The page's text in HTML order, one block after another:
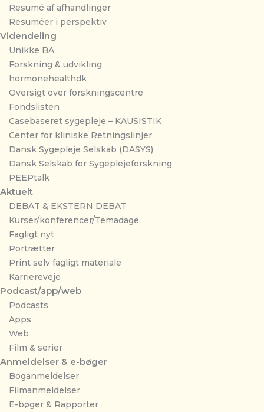
Resumé af afhandlinger
Resuméer i perspektiv
Videndeling
Unikke BA
Forskning & udvikling
hormonehealthdk
Oversigt over forskningscentre
Fondslisten
Casebaseret sygepleje – KAUSISTIK
Center for kliniske Retningslinjer
Dansk Sygepleje Selskab (DASYS)
Dansk Selskab for Sygeplejeforskning
PEEPtalk
Aktuelt
DEBAT & EKSTERN DEBAT
Kurser/konferencer/Temadage
Fagligt nyt
Portrætter
Print selv fagligt materiale
Karriereveje
Podcast/app/web
Podcasts
Apps
Web
Film & serier
Anmeldelser & e-bøger
Boganmeldelser
Filmanmeldelser
E-bøger & Rapporter